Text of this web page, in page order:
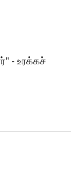
- உரக்கச்